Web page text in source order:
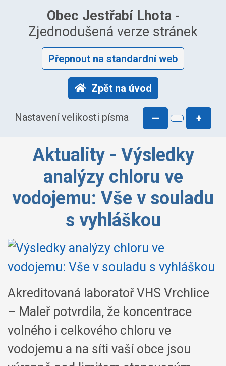
Obec Jestřabí Lhota -
Zjednodušená verze stránek
Přepnout na standardní web
Zpět na úvod
Nastavení velikosti písma — +
Aktuality - Výsledky
analýzy chloru ve
vodojemu: Vše v souladu
s vyhláškou
Akreditovaná laboratoř VHS Vrchlice
– Maleř potvrdila, že koncentrace
volného i celkového chloru ve
vodojemu a na síti vaší obce jsou